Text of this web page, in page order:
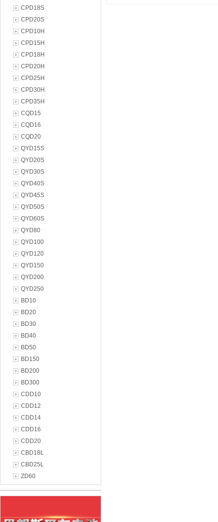
CPD18S
CPD20S
CPD10H
CPD15H
CPD18H
CPD20H
CPD25H
CPD30H
CPD35H
CQD15
CQD16
CQD20
QYD15S
QYD20S
QYD30S
QYD40S
QYD45S
QYD50S
QYD60S
QYD80
QYD100
QYD120
QYD150
QYD200
QYD250
BD10
BD20
BD30
BD40
BD50
BD150
BD200
BD300
CDD10
CDD12
CDD14
CDD16
CDD20
CBD18L
CBD25L
ZD60